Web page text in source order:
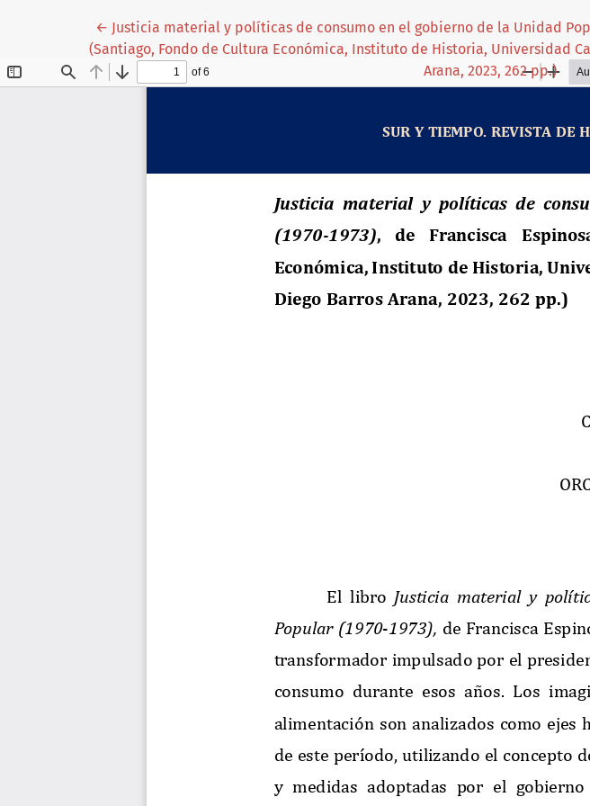
← Volver a los detalles del artículo
Justicia material y políticas de consumo en el gobierno de la Unidad
(Santiago, Fondo de Cultura Económica, Instituto de Historia, Universidad
Arana, 2023, 262 pp.)